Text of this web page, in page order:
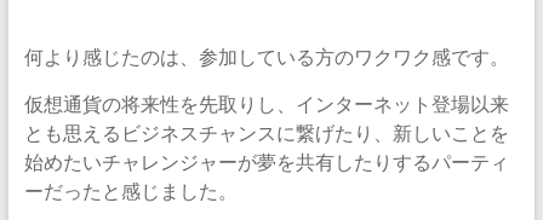
何より感じたのは、参加している方のワクワク感です。
仮想通貨の将来性を先取りし、インターネット登場以来
とも思えるビジネスチャンスに繋げたり、新しいことを
始めたいチャレンジャーが夢を共有したりするパーティ
ーだったと感じました。